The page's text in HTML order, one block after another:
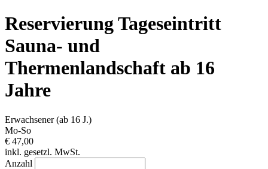
Reservierung Tageseintritt
Sauna- und
Thermenlandschaft ab 16
Jahre
Erwachsener (ab 16 J.)
Mo-So
€ 47,00
inkl. gesetzl. MwSt.
Anzahl